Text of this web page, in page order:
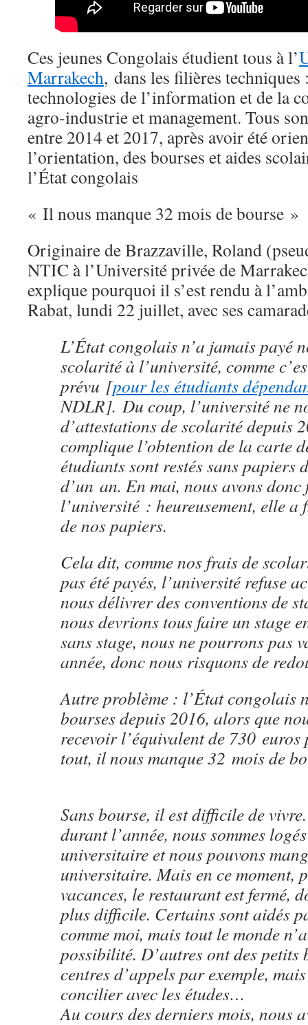
Ces jeunes Congolais étudient tous à l’
Marrakech, dans les filières
technologies de l’information et de la
agro-industrie et management. Tous
entre 2014 et 2017, après avoir été
l’orientation, des bourses et aides
l’État congolais
« Il nous manque 32 mois de bourse »
Originaire de Brazzaville, Roland
NTIC à l’Université privée de
explique pourquoi il s’est rendu à
Rabat, lundi 22 juillet, avec ses
L’État congolais n’a jamais payé
scolarité à l’université, comme
prévu [pour les étudiants
NDLR]. Du coup, l’université ne
d’attestations de scolarité depuis
complique l’obtention de la carte
étudiants sont restés sans papiers
d’un an. En mai, nous avons donc
l’université : heureusement, elle a
de nos papiers.
Cela dit, comme nos frais de
pas été payés, l’université refuse
nous délivrer des conventions de
nous devrions tous faire un stage
sans stage, nous ne pourrons pas
année, donc nous risquons de
Autre problème : l’État congolais
bourses depuis 2016, alors que
recevoir l’équivalent de 730 euros
tout, il nous manque 32 mois de
Sans bourse, il est difficile de
durant l’année, nous sommes
universitaire et nous pouvons
universitaire. Mais en ce moment,
vacances, le restaurant est fermé,
plus difficile. Certains sont aidés
comme moi, mais tout le monde
possibilité. D’autres ont des petits
centres d’appels par exemple,
concilier avec les études…
Au cours des derniers mois, nous